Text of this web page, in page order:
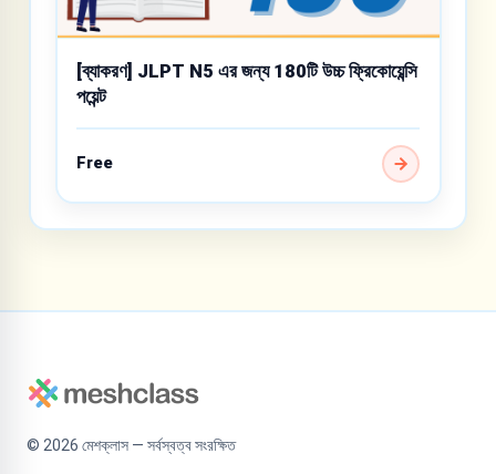
[ব্যাকরণ] JLPT N5 এর জন্য 180টি উচ্চ ফ্রিকোয়েন্সি
পয়েন্ট
Free
© 2026 মেশক্লাস — সর্বস্বত্ব সংরক্ষিত